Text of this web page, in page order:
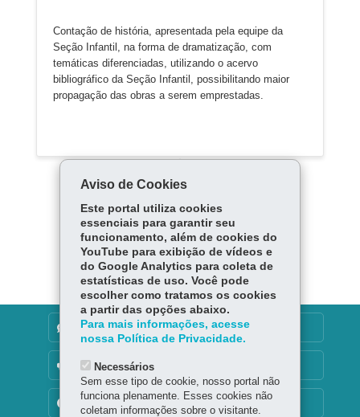
Contação de história, apresentada pela equipe da
Seção Infantil, na forma de dramatização, com
temáticas diferenciadas, utilizando o acervo
bibliográfico da Seção Infantil, possibilitando maior
propagação das obras a serem emprestadas.
Carregar mais
DENUNCIE CORRUPÇÃO
OUVIDORIA
TRANSPARÊNCIA INSTITUCIONAL
Aviso de Cookies
Este portal utiliza cookies
essenciais para garantir seu
funcionamento, além de cookies do
YouTube para exibição de vídeos e
do Google Analytics para coleta de
estatísticas de uso. Você pode
escolher como tratamos os cookies
a partir das opções abaixo.
Para mais informações, acesse
nossa Política de Privacidade.
Necessários
Sem esse tipo de cookie, nosso portal não
funciona plenamente. Esses cookies não
coletam informações sobre o visitante.